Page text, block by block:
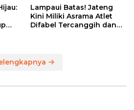
Lampaui Batas! Jateng
Kini Miliki Asrama Atlet
Difabel Tercanggih dan